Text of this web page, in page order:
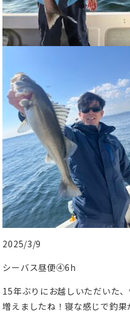
2025/3/9
シーバス昼便④6h
15年ぶりにお越しいただいた
増えましたね！寝な感じで釣果